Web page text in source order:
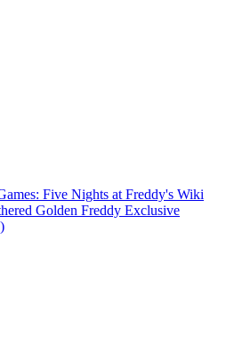
Five Nights at Freddy's Wiki
Golden Freddy Exclusive